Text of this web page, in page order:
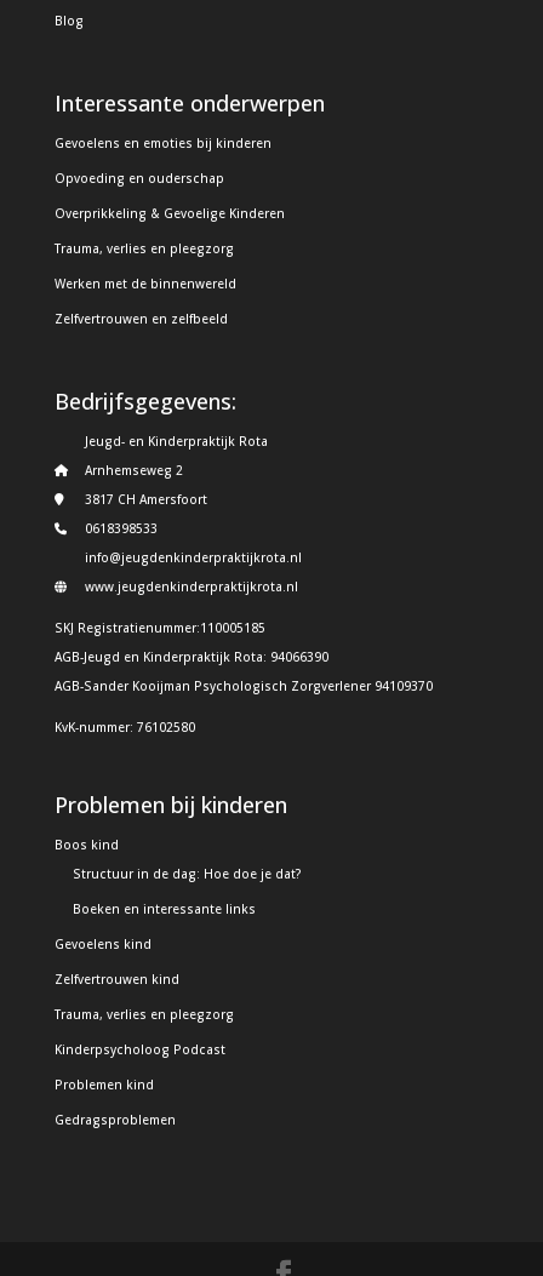
Blog
Interessante onderwerpen
Gevoelens en emoties bij kinderen
Opvoeding en ouderschap
Overprikkeling & Gevoelige Kinderen
Trauma, verlies en pleegzorg
Werken met de binnenwereld
Zelfvertrouwen en zelfbeeld
Bedrijfsgegevens:
Jeugd- en Kinderpraktijk Rota
Arnhemseweg 2
3817 CH Amersfoort
0618398533
info@jeugdenkinderpraktijkrota.nl
www.jeugdenkinderpraktijkrota.nl
SKJ Registratienummer:110005185
AGB-Jeugd en Kinderpraktijk Rota: 94066390
AGB-Sander Kooijman Psychologisch Zorgverlener 94109370
KvK-nummer: 76102580
Problemen bij kinderen
Boos kind
Structuur in de dag: Hoe doe je dat?
Boeken en interessante links
Gevoelens kind
Zelfvertrouwen kind
Trauma, verlies en pleegzorg
Kinderpsycholoog Podcast
Problemen kind
Gedragsproblemen